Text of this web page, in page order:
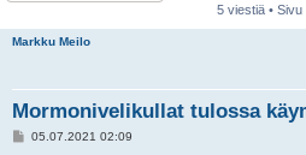
5 viestiä • Sivu
Markku Meilo
Mormonivelikullat tulossa
V05.07.2021 02:09